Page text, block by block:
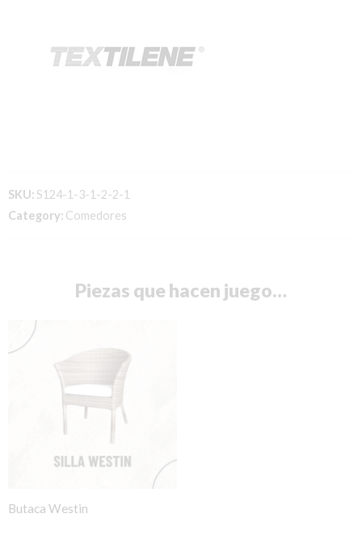
SKU: S124-1-3-1-2-2-1
Category: Comedores
Piezas que hacen juego…
Butaca Westin